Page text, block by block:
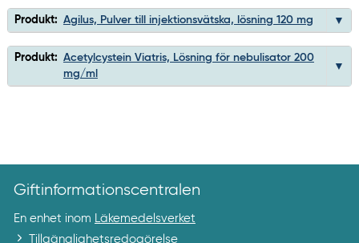
Produkt: Agilus, Pulver till injektionsvätska, lösning 120 mg
Produkt: Acetylcystein Viatris, Lösning för nebulisator 200
mg/ml
Giftinformationscentralen
En enhet inom Läkemedelsverket
Tillgänglighetsredogörelse